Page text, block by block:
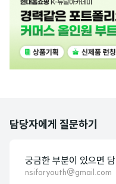
담당자에게 질문하기
궁금한 부분이 있으면
nsiforyouth@gmail.com